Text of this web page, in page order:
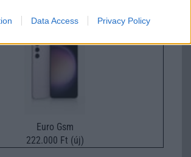
Data Access Privacy Policy
Euro Gsm
222.000 Ft (új)